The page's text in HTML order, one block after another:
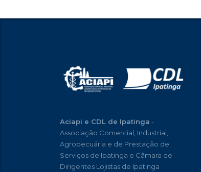
Aciapi e CDL de Ipatinga -
Associação Comercial, Industrial,
Agropecuária e de Prestação de
Serviços de Ipatinga e Câmara de
Dirigentes Lojistas de Ipatinga